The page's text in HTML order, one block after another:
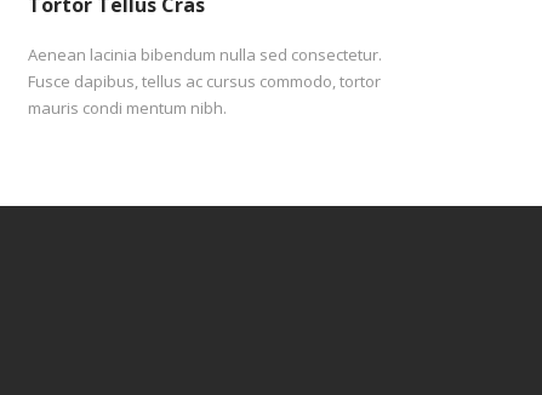
Aenean lacinia bibendum nulla sed consectetur.
Fusce dapibus, tellus ac cursus commodo, tortor
mauris condi mentum nibh.